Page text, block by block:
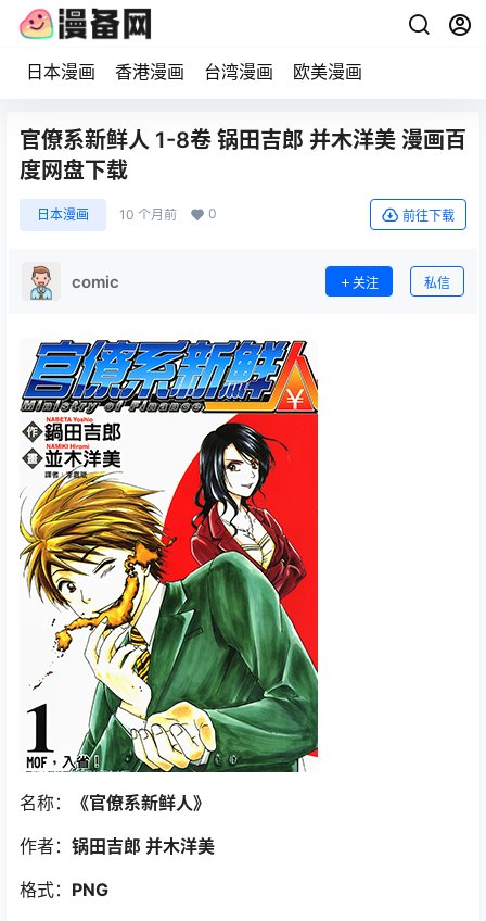
日本漫画 香港漫画 台湾漫画 欧美漫画
官僚系新鲜人 1-8卷 锅田吉郎 并木洋美 漫画百
度网盘下载
日本漫画 10 个月前 0 前往下载
comic 关注 私信
名称：
《官僚系新鲜人》
作者： 锅田吉郎 并木洋美
格式： PNG